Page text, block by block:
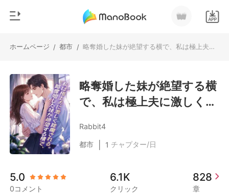
ホームページ / 都市 / 略奪婚した妹が絶望する横で、私は極上夫に激しく蹂躙される。
0
チャージ
閲覧履歴
ログアウトします
検索
ジャンル
都市
恋愛
人狼
マフィア
略奪婚した妹が絶望する横
で、私は極上夫に激しく蹂
Rabbit4
都市 1 チャプター/日
5.0
0コメント
6.1K
クリック
828
章